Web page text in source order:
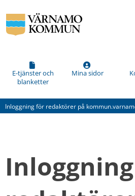
E-tjänster och
blanketter
Mina sidor
Inloggning för redaktörer på
Vad
kan
förbättra
den
här
(obligatorisk)